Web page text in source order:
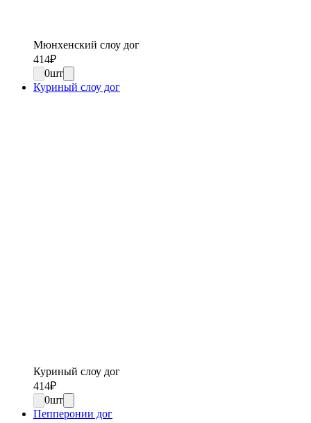
Мюнхенский слоу дог
414₽
0шт
Куриный слоу дог
Куриный слоу дог
414₽
0шт
Пепперонии дог